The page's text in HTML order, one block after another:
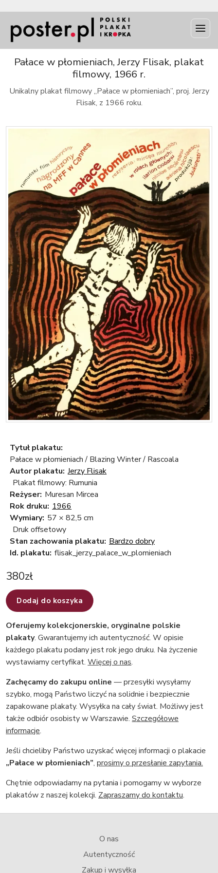
Pałace w płomieniach, Jerzy Flisak, plakat
filmowy, 1966 r.
Unikalny plakat filmowy „Pałace w płomieniach”, proj. Jerzy
Flisak, z 1966 roku.
Tytuł plakatu:
Pałace w płomieniach / Blazing Winter / Rascoala
Autor plakatu: Jerzy Flisak
Plakat filmowy: Rumunia
Reżyser: Muresan Mircea
Rok druku: 1966
Wymiary: 57 × 82,5 cm
Druk offsetowy
Stan zachowania plakatu: Bardzo dobry
Id. plakatu: flisak_jerzy_palace_w_plomieniach
380zł
Dodaj do koszyka
Oferujemy kolekcjonerskie, oryginalne polskie
plakaty. Gwarantujemy ich autentyczność. W opisie
każdego plakatu podany jest rok jego druku. Na życzenie
wystawiamy certyfikat. Więcej o nas.
Zachęcamy do zakupu online — przesyłki wysyłamy
szybko, mogą Państwo liczyć na solidnie i bezpiecznie
zapakowane plakaty. Wysyłka na cały świat. Możliwy jest
także odbiór osobisty w Warszawie. Szczegółowe
informacje.
Jeśli chcieliby Państwo uzyskać więcej informacji o plakacie
„Pałace w płomieniach”, prosimy o przesłanie zapytania.
Chętnie odpowiadamy na pytania i pomogamy w wyborze
plakatów z naszej kolekcji. Zapraszamy do kontaktu.
O nas
Autentyczność
Zakup i wysyłka